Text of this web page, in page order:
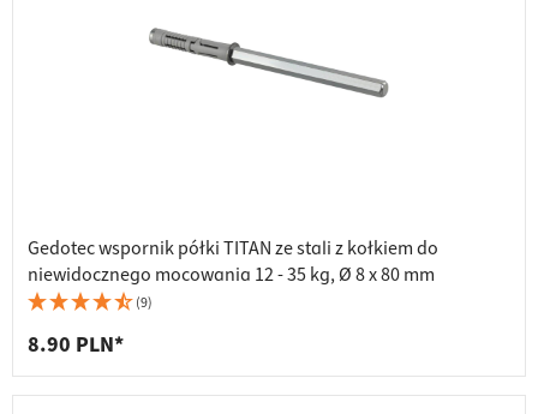
Gedotec wspornik półki TITAN ze stali z kołkiem do
niewidocznego mocowania 12 - 35 kg, Ø 8 x 80 mm
(9)
8.90 PLN*